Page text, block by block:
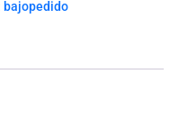
bajopedido